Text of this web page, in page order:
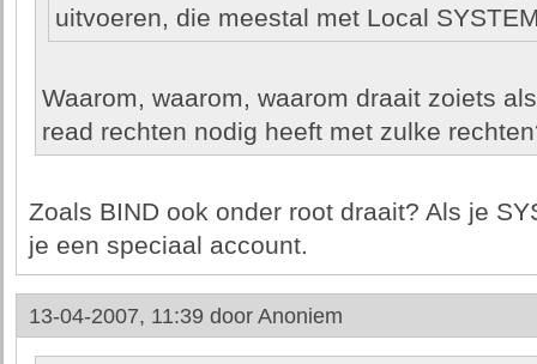
uitvoeren, die meestal met Local
Waarom, waarom, waarom draait zoiets
read rechten nodig heeft met zulke
Zoals BIND ook onder root draait? Als je
je een speciaal account.
13-04-2007, 11:39 door Anoniem